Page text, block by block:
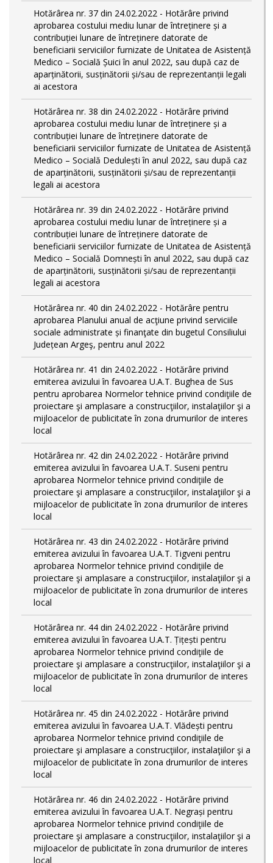
Hotărârea nr. 37 din 24.02.2022 - Hotărâre privind
aprobarea costului mediu lunar de întreținere și a
contribuției lunare de întreținere datorate de
beneficiarii serviciilor furnizate de Unitatea de Asistență
Medico – Socială Șuici în anul 2022, sau după caz de
aparținătorii, susținătorii și/sau de reprezentanții legali
ai acestora
Hotărârea nr. 38 din 24.02.2022 - Hotărâre privind
aprobarea costului mediu lunar de întreținere și a
contribuției lunare de întreținere datorate de
beneficiarii serviciilor furnizate de Unitatea de Asistență
Medico – Socială Dedulești în anul 2022, sau după caz
de aparținătorii, susținătorii și/sau de reprezentanții
legali ai acestora
Hotărârea nr. 39 din 24.02.2022 - Hotărâre privind
aprobarea costului mediu lunar de întreținere și a
contribuției lunare de întreținere datorate de
beneficiarii serviciilor furnizate de Unitatea de Asistență
Medico – Socială Domnești în anul 2022, sau după caz
de aparținătorii, susținătorii și/sau de reprezentanții
legali ai acestora
Hotărârea nr. 40 din 24.02.2022 - Hotărâre pentru
aprobarea Planului anual de acţiune privind serviciile
sociale administrate și finanţate din bugetul Consiliului
Județean Argeş, pentru anul 2022
Hotărârea nr. 41 din 24.02.2022 - Hotărâre privind
emiterea avizului în favoarea U.A.T. Bughea de Sus
pentru aprobarea Normelor tehnice privind condiţiile de
proiectare şi amplasare a construcţiilor, instalaţiilor şi a
mijloacelor de publicitate în zona drumurilor de interes
local
Hotărârea nr. 42 din 24.02.2022 - Hotărâre privind
emiterea avizului în favoarea U.A.T. Suseni pentru
aprobarea Normelor tehnice privind condiţiile de
proiectare şi amplasare a construcţiilor, instalaţiilor şi a
mijloacelor de publicitate în zona drumurilor de interes
local
Hotărârea nr. 43 din 24.02.2022 - Hotărâre privind
emiterea avizului în favoarea U.A.T. Tigveni pentru
aprobarea Normelor tehnice privind condiţiile de
proiectare şi amplasare a construcţiilor, instalaţiilor şi a
mijloacelor de publicitate în zona drumurilor de interes
local
Hotărârea nr. 44 din 24.02.2022 - Hotărâre privind
emiterea avizului în favoarea U.A.T. Țițești pentru
aprobarea Normelor tehnice privind condiţiile de
proiectare şi amplasare a construcţiilor, instalaţiilor şi a
mijloacelor de publicitate în zona drumurilor de interes
local
Hotărârea nr. 45 din 24.02.2022 - Hotărâre privind
emiterea avizului în favoarea U.A.T. Vlădești pentru
aprobarea Normelor tehnice privind condiţiile de
proiectare şi amplasare a construcţiilor, instalaţiilor şi a
mijloacelor de publicitate în zona drumurilor de interes
local
Hotărârea nr. 46 din 24.02.2022 - Hotărâre privind
emiterea avizului în favoarea U.A.T. Negrași pentru
aprobarea Normelor tehnice privind condiţiile de
proiectare şi amplasare a construcţiilor, instalaţiilor şi a
mijloacelor de publicitate în zona drumurilor de interes
local